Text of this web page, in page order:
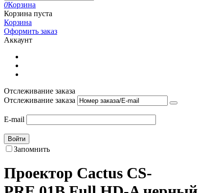
0Корзина
Корзина пуста
Корзина
Оформить заказ
Аккаунт
Отслеживание заказа
Отслеживание заказа
E-mail
Войти
Запомнить
Проектор Cactus CS-